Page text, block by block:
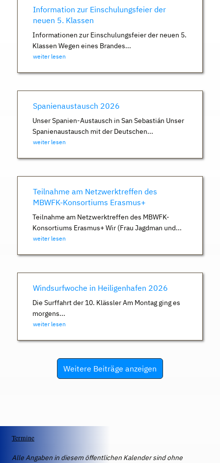
Information zur Einschulungsfeier der
neuen 5. Klassen
Informationen zur Einschulungsfeier der neuen 5.
Klassen Wegen eines Brandes...
weiter lesen
Spanienaustausch 2026
Unser Spanien-Austausch in San Sebastián Unser
Spanienaustausch mit der Deutschen...
weiter lesen
Teilnahme am Netzwerktreffen des
MBWFK-Konsortiums Erasmus+
Teilnahme am Netzwerktreffen des MBWFK-
Konsortiums Erasmus+ Wir (Frau Jagdman und...
weiter lesen
Windsurfwoche in Heiligenhafen 2026
Die Surffahrt der 10. Klässler Am Montag ging es
morgens...
weiter lesen
Weitere Beiträge anzeigen
Termine
Alle Angaben in diesem öffentlichen Kalender sind ohne